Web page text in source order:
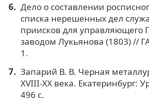
Дело о составлении
списка нерешенных дел
приисков для управляющего
заводом Лукьянова (1803) //
1.
Запарий В. В. Черная
XVIII-XX века. Екатеринбург:
496 с.